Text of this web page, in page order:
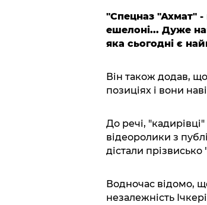
"Спецназ "Ахмат" -
ешелоні... Дуже
яка сьогодні є
Він також додав,
позиціях і вони
До речі,
відеоролики з
дістали прізвисько
Водночас відомо,
незалежність